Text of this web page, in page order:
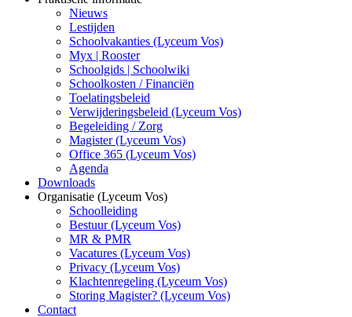
Nieuws
Lestijden
Schoolvakanties (Lyceum Vos)
Myx | Rooster
Schoolgids | Schoolwiki
Schoolkosten / Financiën
Toelatingsbeleid
Verwijderingsbeleid (Lyceum Vos)
Begeleiding / Zorg
Magister (Lyceum Vos)
Office 365 (Lyceum Vos)
Agenda
Downloads
Organisatie (Lyceum Vos)
Schoolleiding
Bestuur (Lyceum Vos)
MR & PMR
Vacatures (Lyceum Vos)
Privacy (Lyceum Vos)
Klachtenregeling (Lyceum Vos)
Storing Magister? (Lyceum Vos)
Contact